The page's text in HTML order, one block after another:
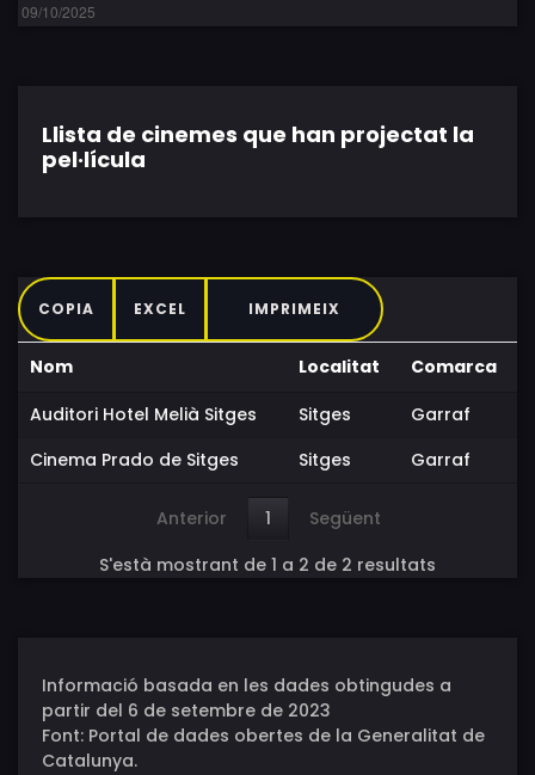
Llista de cinemes que han projectat la
pel·lícula
COPIA EXCEL IMPRIMEIX
Nom Localitat
Comarca
Auditori Hotel Melià Sitges
Sitges
Garraf
Cinema Prado de Sitges
Sitges Garraf
Anterior 1
Següent
S'està mostrant de 1 a 2 de 2 resultats
Informació basada en les dades obtingudes a
partir del 6 de setembre de 2023
Font: Portal de dades obertes de la Generalitat de
Catalunya.